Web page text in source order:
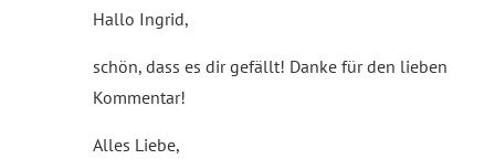
Hallo Ingrid,
schön, dass es dir gefällt! Danke für den lieben
Kommentar!
Alles Liebe,